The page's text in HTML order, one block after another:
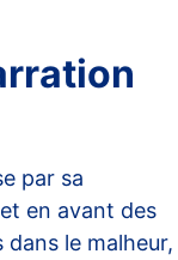
par sa
en avant des
le malheur,